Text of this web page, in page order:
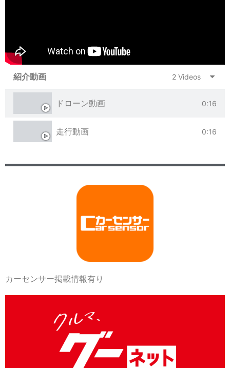
紹介動画 2 Videos
ドローン動画 0:16
走行動画 0:16
カーセンサー掲載情報有り